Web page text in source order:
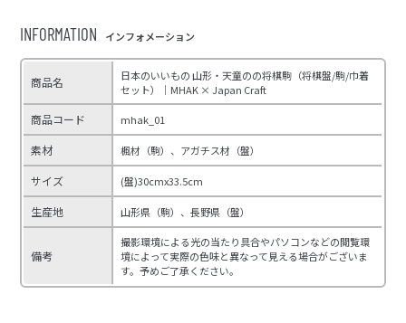
INFORMATION インフォメーション
商品名
日本のいいもの 山形・天童のの将棋駒（将棋盤/駒/巾着
セット）｜MHAK × Japan Craft
商品コード mhak_01
素材 楓材（駒）、アガチス材（盤）
サイズ (盤)30cmx33.5cm
生産地 山形県（駒）、長野県（盤）
備考
撮影環境による光の当たり具合やパソコンなどの閲覧環
境によって実際の色味と異なって見える場合がございま
す。予めご了承ください。